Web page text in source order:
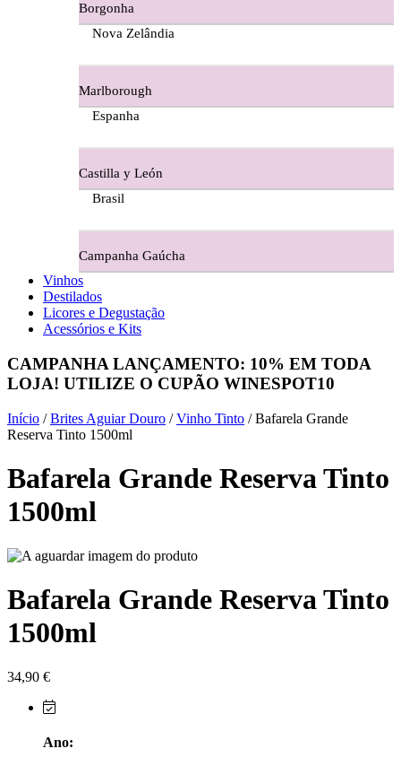
Figueira Coriga - Alentejo
Guerreiro Vinhos - Bairrada
Herdade da Lisboa Alentejo
Herdade Do Freixo - Alentejo
Herdade do Moinho Branco - Alentejo
Herdade do Sobroso Alentejo
Herdade dos Coteis Alentejo
Herdade Papa Leite - Alentejo
Isento - Douro
Já Te Disse - Alentejo
Borgonha
Nova Zelândia
Marlborough
Espanha
Castilla y León
Brasil
Campanha Gaúcha
Vinhos
Destilados
Licores e Degustação
Acessórios e Kits
CAMPANHA LANÇAMENTO: 10% EM TODA
LOJA! UTILIZE O CUPÃO WINESPOT10
Início /Brites Aguiar Douro /Vinho Tinto / Bafarela Grande
Reserva Tinto 1500ml
Bafarela Grande Reserva Tinto
1500ml
Bafarela Grande Reserva Tinto
1500ml
34,90 €
Ano: